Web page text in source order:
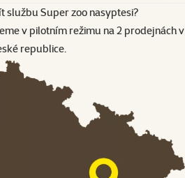
službu Super zoo nasyptesi?
v pilotním režimu na 2 prodejnách v
republice.